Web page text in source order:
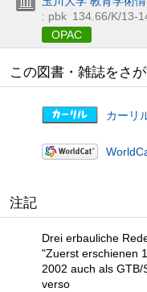
: pbk 134.66/K/13-
OPAC
この図書・雑誌をさ
カーリ
注記
Drei erbauliche
"Zuerst erschienen
2002 auch als GTB/
verso